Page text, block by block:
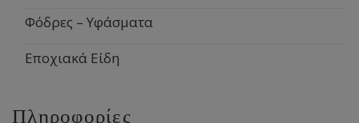
Φόδρες – Υφάσματα
Εποχιακά Είδη
Πληροφορίες